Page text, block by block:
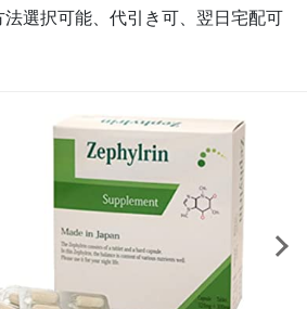
選択可能、代引き可、翌日宅配可